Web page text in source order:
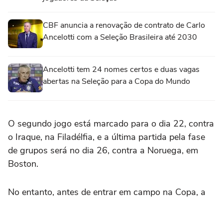
CBF anuncia a renovação de contrato de Carlo
Ancelotti com a Seleção Brasileira até 2030
Ancelotti tem 24 nomes certos e duas vagas
abertas na Seleção para a Copa do Mundo
O segundo jogo está marcado para o dia 22, contra
o Iraque, na Filadélfia, e a última partida pela fase
de grupos será no dia 26, contra a Noruega, em
Boston.
No entanto, antes de entrar em campo na Copa, a